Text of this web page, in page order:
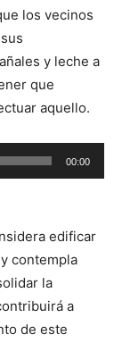
los vecinos
y leche a
que
aquello.
00:00
edificar
contempla
la
a
de este